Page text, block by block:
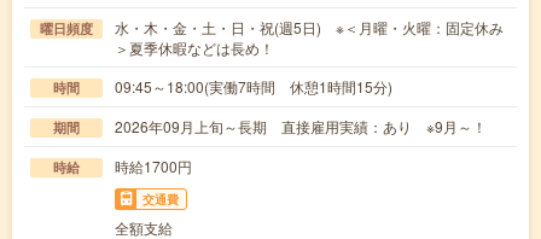
曜日頻度
水・木・金・土・日・祝(週5日) ※＜月曜・火曜：固定休み
＞夏季休暇などは長め！
時間 09:45～18:00(実働7時間 休憩1時間15分)
期間 2026年09月上旬～長期 直接雇用実績：あり ※9月～！
時給 時給1700円
交通費
全額支給